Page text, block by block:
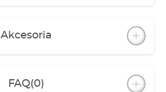
Akcesoria
FAQ(0)